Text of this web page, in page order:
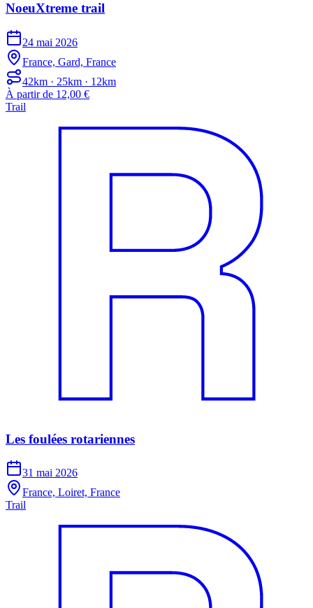
NoeuXtreme trail
24 mai 2026
France, Gard, France
42km · 25km · 12km
À partir de 12,00 €
Trail
Les foulées rotariennes
31 mai 2026
France, Loiret, France
Trail